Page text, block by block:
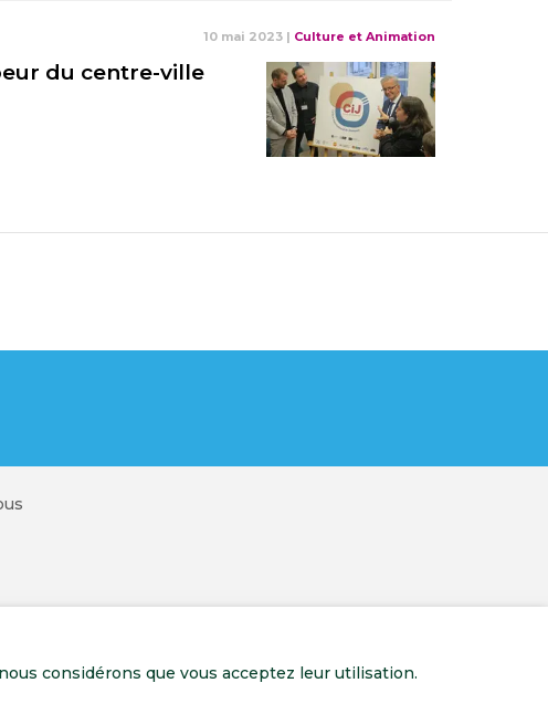
10 mai 2023 | Culture et Animation
du centre-ville
considérons que vous acceptez leur utilisation.